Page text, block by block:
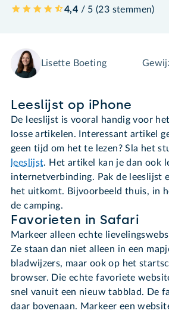
4,4 / 5 (23 stemmen)
Lisette Boeting
Leeslijst op iPhone
De leeslijst is vooral handig voor
losse artikelen. Interessant artikel
geen tijd om het te lezen? Sla het
leeslijst. Het artikel kan je dan ook
internetverbinding. Pak de leeslijst
het uitkomt. Bijvoorbeeld thuis, in
de camping.
Favorieten in Safari
Markeer alleen echte
Ze staan dan niet alleen in een
bladwijzers, maar ook op het
browser. Die echte favoriete
snel vanuit een nieuw tabblad. De
daar bovenaan. Markeer een